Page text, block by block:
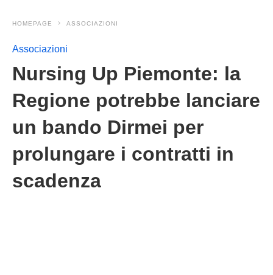
HOMEPAGE ASSOCIAZIONI
Associazioni
Nursing Up Piemonte: la
Regione potrebbe lanciare
un bando Dirmei per
prolungare i contratti in
scadenza